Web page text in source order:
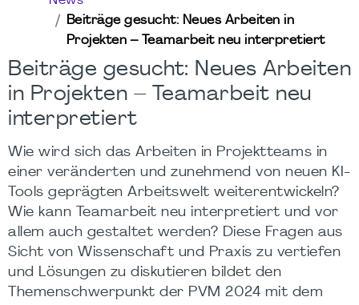
Beiträge gesucht: Neues Arbeiten in
Projekten – Teamarbeit neu interpretiert
Beiträge gesucht: Neues Arbeiten
in Projekten – Teamarbeit neu
interpretiert
Wie wird sich das Arbeiten in Projektteams in
einer veränderten und zunehmend von neuen KI-
Tools geprägten Arbeitswelt weiterentwickeln?
Wie kann Teamarbeit neu interpretiert und vor
allem auch gestaltet werden? Diese Fragen aus
Sicht von Wissenschaft und Praxis zu vertiefen
und Lösungen zu diskutieren bildet den
Themenschwerpunkt der PVM 2024 mit dem